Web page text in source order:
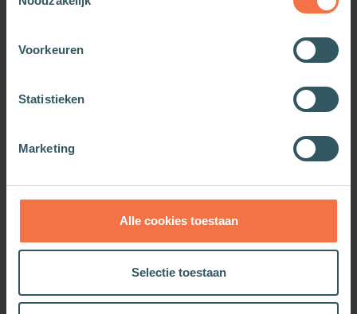
Voorkeuren
Statistieken
Marketing
Alle cookies toestaan
Selectie toestaan